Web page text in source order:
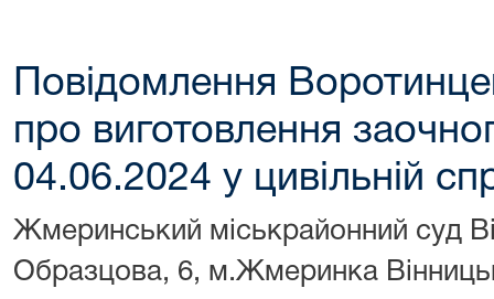
Повідомлення
про виготовлення
04.06.2024 у цивільній
Жмеринський міськрайонний суд
Образцова, 6, м.Жмеринка